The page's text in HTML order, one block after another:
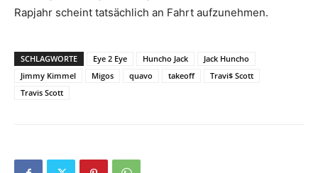
Rapjahr scheint tatsächlich an Fahrt aufzunehmen.
SCHLAGWORTE Eye 2 Eye Huncho Jack
Jack Huncho
Jimmy Kimmel
Migos quavo takeoff
Travi$ Scott
Travis Scott